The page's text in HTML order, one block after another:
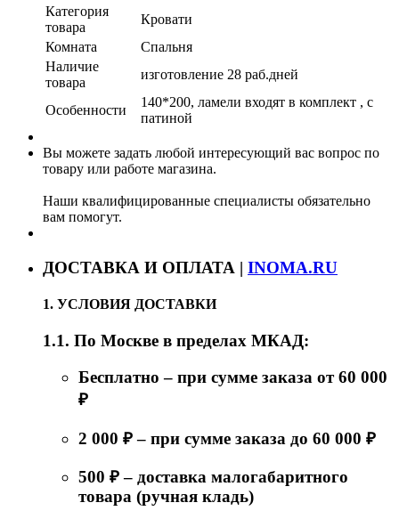
Категория
товара
Кровати
Комната
Спальня
Наличие
товара
изготовление 28 раб.дней
Особенности
140*200, ламели входят в комплект , с
патиной
Вы можете задать любой интересующий вас вопрос по
товару или работе магазина.
Наши квалифицированные специалисты обязательно
вам помогут.
ДОСТАВКА И ОПЛАТА | INOMA.RU
1. УСЛОВИЯ ДОСТАВКИ
1.1. По Москве в пределах МКАД:
Бесплатно – при сумме заказа от 60 000
₽
2 000 ₽ – при сумме заказа до 60 000 ₽
500 ₽ – доставка малогабаритного
товара (ручная кладь)